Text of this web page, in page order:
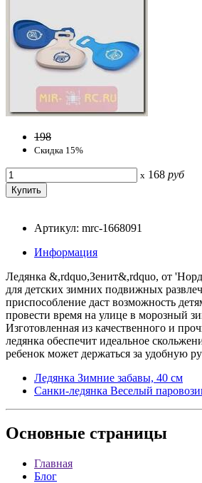
198
Скидка 15%
x 168 руб
Артикул: mrc-1668091
Информация
Ледянка &,rdquo,Зенит&,rdquo, от
для детских зимних подвижных
приспособление даст возможность
провести время на улице в морозный
Изготовленная из качественного и
ледянка обеспечит идеальное
ребенок может держаться за удобную
Ледянка Зимние забавы, 40 см
Санки-ледянка Веселый
Основные страницы
Главная
Блог